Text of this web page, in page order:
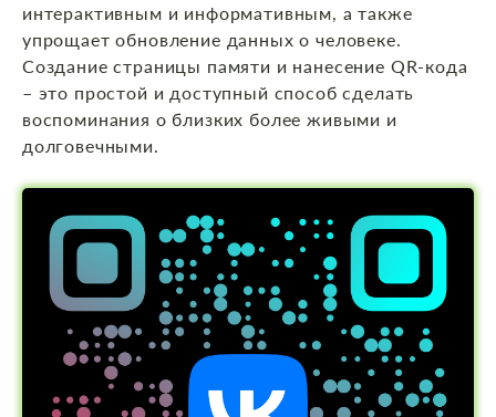
интерактивным и информативным, а также
упрощает обновление данных о человеке.
Создание страницы памяти и нанесение QR-кода
– это простой и доступный способ сделать
воспоминания о близких более живыми и
долговечными.